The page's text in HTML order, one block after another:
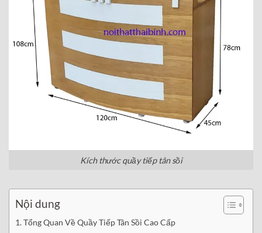
Kích thước quầy tiếp tân sồi
Nội dung
Tổng Quan Về Quầy Tiếp Tân Sồi Cao Cấp